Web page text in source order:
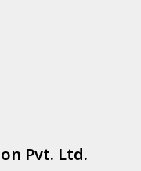
Pvt. Ltd.